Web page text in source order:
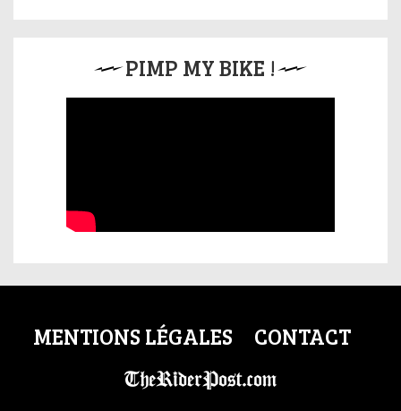
PIMP MY BIKE !
MENTIONS LÉGALES CONTACT